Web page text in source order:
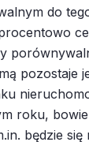
do
pozostaje
roku,
będzie się